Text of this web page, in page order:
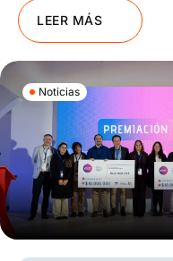
LEER MÁS
Noticias